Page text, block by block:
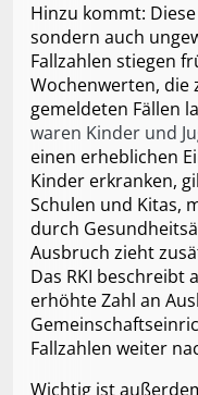
Hinzu kommt:
sondern auch
Fallzahlen stiegen
Wochenwerten, die
gemeldeten Fällen
waren Kinder und
einen erheblichen
Kinder erkranken,
Schulen und Kitas,
durch
Ausbruch zieht
Das RKI beschreibt
erhöhte Zahl an
Fallzahlen weiter
Wichtig ist